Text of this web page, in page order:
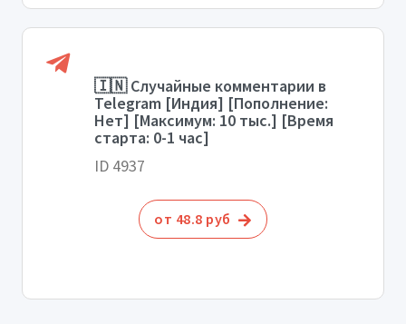
🇮🇳 Случайные комментарии в
Telegram [Индия] [Пополнение:
Нет] [Максимум: 10 тыс.] [Время
старта: 0-1 час]
ID 4937
от 48.8 руб